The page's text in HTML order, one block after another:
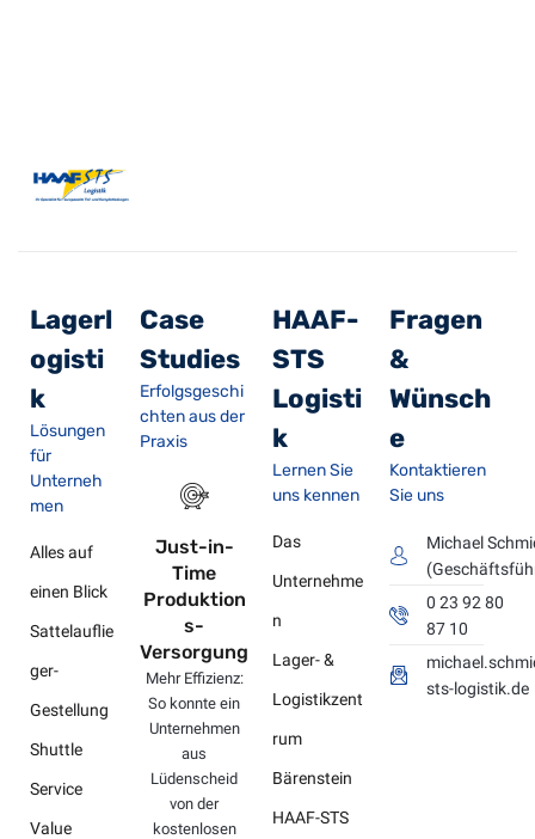
Lagerl
ogisti
k
Lösungen
für
Unterneh
men
Alles auf
einen Blick
Sattelauflie
ger-
Gestellung
Shuttle
Service
Value
Case
Studies
Erfolgsgeschi
chten aus der
Praxis
Just-in-
Time
Produktion
s-
Versorgung
Mehr Effizienz:
So konnte ein
Unternehmen
aus
Lüdenscheid
von der
kostenlosen
HAAF-
STS
Logisti
k
Lernen Sie
uns kennen
Das
Unternehme
n
Lager- &
Logistikzent
rum
Bärenstein
HAAF-STS
Fragen
&
Wünsch
e
Kontaktieren
Sie uns
Michael
0 23 92 80
87 10
sts-logistik.de